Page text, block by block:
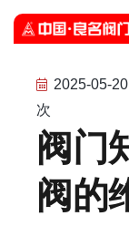
2025-05-20
次
阀门
阀的